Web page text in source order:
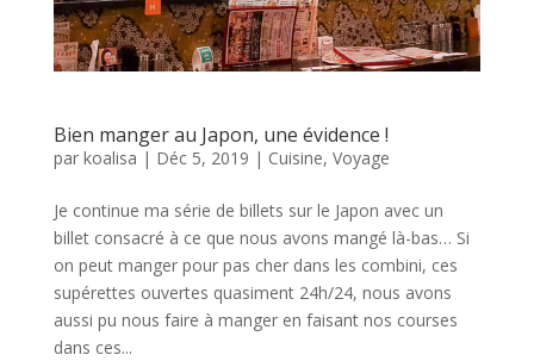
Bien manger au Japon, une évidence !
par koalisa | Déc 5, 2019 | Cuisine, Voyage
Je continue ma série de billets sur le Japon avec un
billet consacré à ce que nous avons mangé là-bas… Si
on peut manger pour pas cher dans les combini, ces
supérettes ouvertes quasiment 24h/24, nous avons
aussi pu nous faire à manger en faisant nos courses
dans ces...